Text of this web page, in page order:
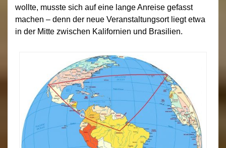
wollte, musste sich auf eine lange Anreise gefasst
machen – denn der neue Veranstaltungsort liegt etwa
in der Mitte zwischen Kalifornien und Brasilien.